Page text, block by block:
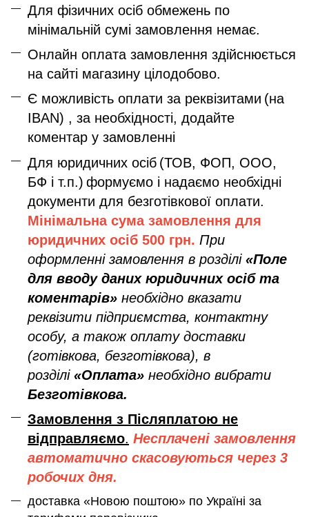
Для фізичних осіб обмежень по
мінімальній сумі замовлення немає.
Онлайн оплата замовлення здійснюється
на сайті магазину цілодобово.
Є можливість оплати за реквізитами (на
IBAN) , за необхідності, додайте
коментар у замовленні
Для юридичних осіб (ТОВ, ФОП, ООО,
БФ і т.п.) формуємо і надаємо необхідні
документи для безготівкової оплати.
Мінімальна сума замовлення для
юридичних осіб 500 грн. При
оформленні замовлення в розділі «Поле
для вводу даних юридичних осіб та
коментарів» необхідно вказати
реквізити підприємства, контактну
особу, а також оплату доставки
(готівкова, безготівкова), в
розділі «Оплата» необхідно вибрати
Безготівкова.
Замовлення з Післяплатою не
відправляємо. Несплачені замовлення
автоматично скасовуються через 3
робочих дня.
доставка «Новою поштою» по Україні за